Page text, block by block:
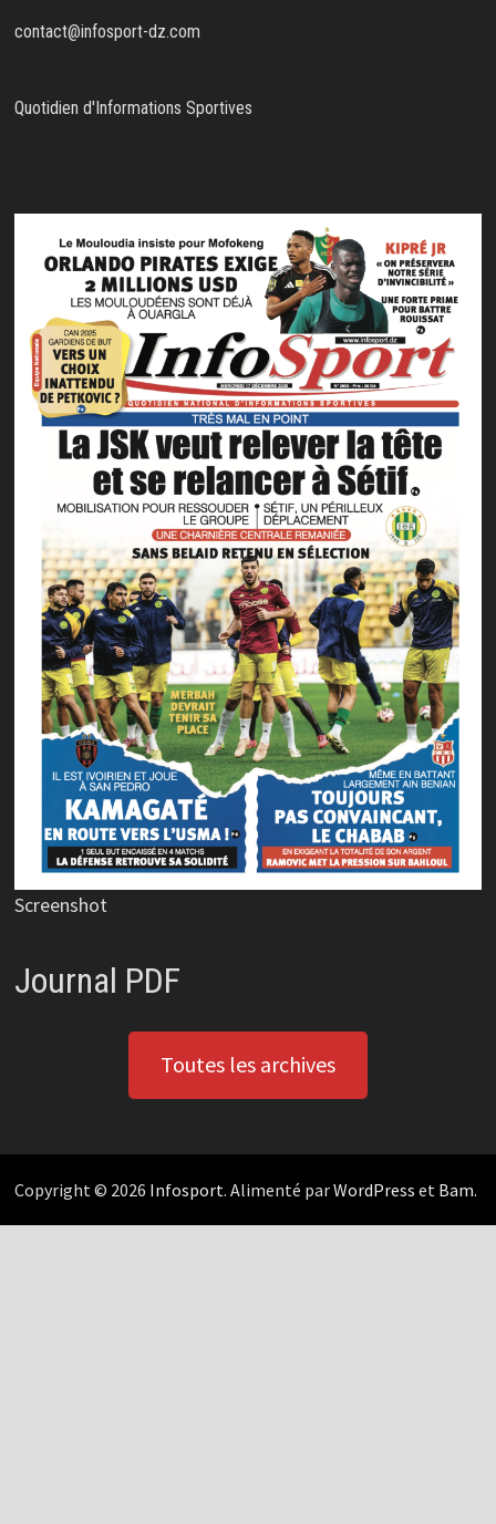
contact@infosport-dz.com
Quotidien d'Informations Sportives
Screenshot
Journal PDF
Toutes les archives
Copyright © 2026 Infosport. Alimenté parWordPress et Bam.